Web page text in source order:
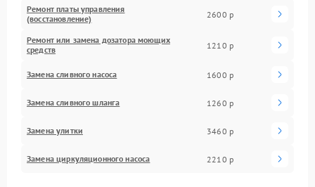
Ремонт платы управления
(восстановление)
2600 р
Ремонт или замена дозатора моющих
средств
1210 р
Замена сливного насоса 1600 р
Замена сливного шланга 1260 р
Замена улитки 3460 р
Замена циркуляционного насоса 2210 р